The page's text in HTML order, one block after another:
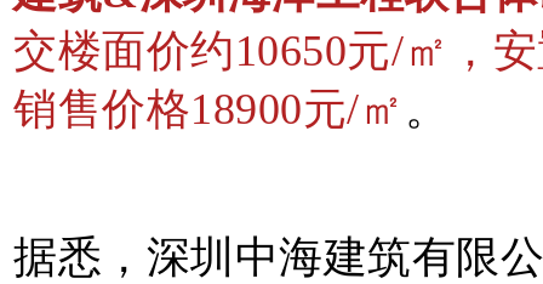
交楼面价约10650元/㎡，
销售价格18900元/㎡ 。
据悉，深圳中海建筑有限